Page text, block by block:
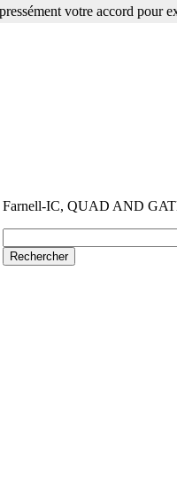
Farnell-IC, QUAD AND
votre accord pour